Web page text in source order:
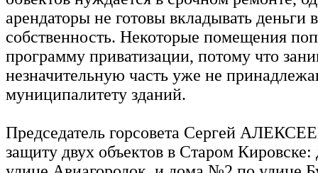
арендаторы не готовы вкладывать деньги
собственность. Некоторые помещения
программу приватизации, потому что
незначительную часть уже не
муниципалитету зданий.
Председатель горсовета Сергей
защиту двух объектов в Старом